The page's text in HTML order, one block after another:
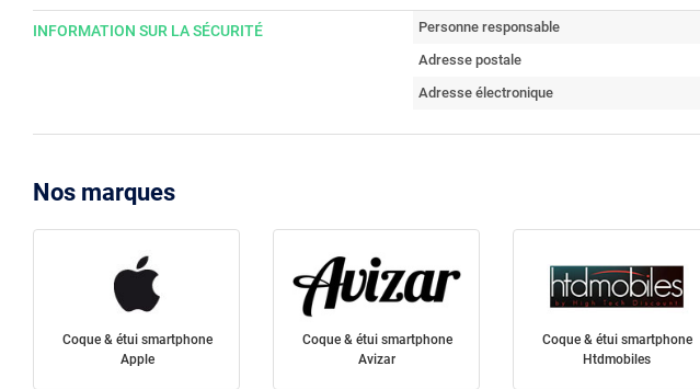
INFORMATION SUR LA SÉCURITÉ Personne responsable
Adresse postale
Adresse électronique
Nos marques
Coque & étui smartphone
Apple
Coque & étui smartphone
Avizar
Coque & étui smartphone
Htdmobiles